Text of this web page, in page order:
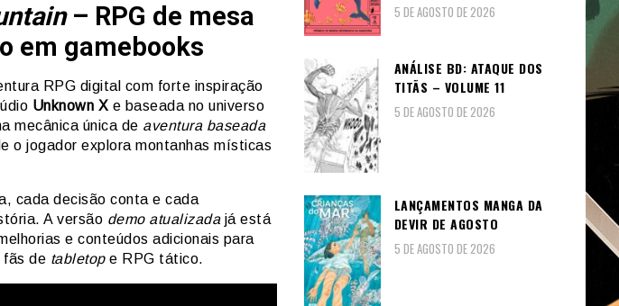
– RPG de mesa
em gamebooks
RPG digital com forte inspiração
Unknown X e baseada no universo
mecânica única de aventura baseada
o jogador explora montanhas místicas
cada decisão conta e cada
A versão demo atualizadajá está
e conteúdos adicionais para
fãs de tabletope RPG tático.
5 DE AGOSTO DE 2026
ANÁLISE BD: ATAQUE DOS
TITÃS – VOLUME 11
5 DE AGOSTO DE 2026
LANÇAMENTOS MANGA DA
DEVIR DE AGOSTO
5 DE AGOSTO DE 2026